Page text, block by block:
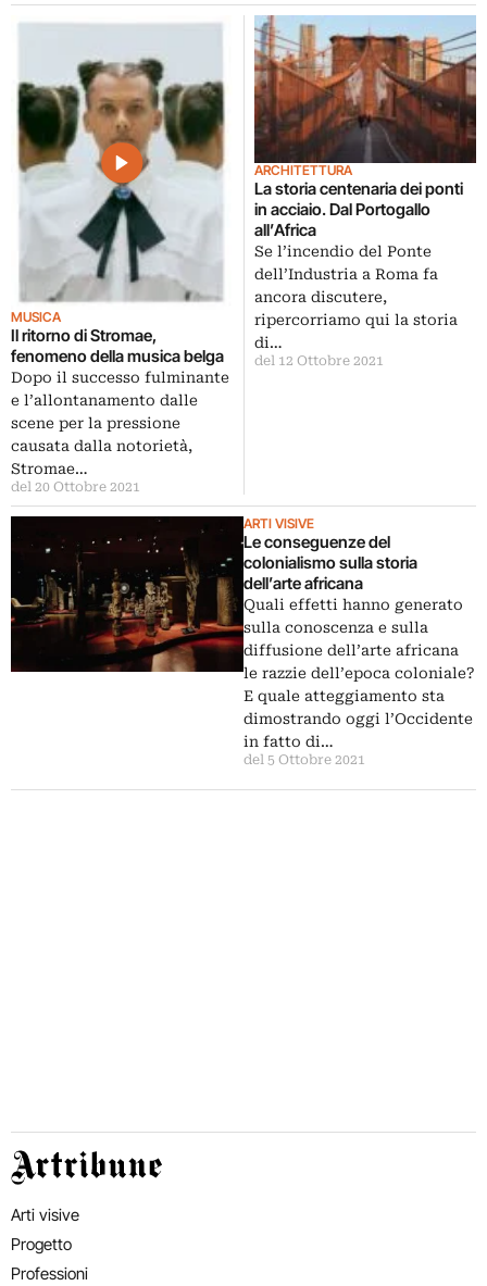
MUSICA
Il ritorno di Stromae,
fenomeno della musica belga
Dopo il successo fulminante
e l’allontanamento dalle
scene per la pressione
causata dalla notorietà,
Stromae…
del 20 Ottobre 2021
ARCHITETTURA
La storia centenaria dei ponti
in acciaio. Dal Portogallo
all’Africa
Se l’incendio del Ponte
dell’Industria a Roma fa
ancora discutere,
ripercorriamo qui la storia
di…
del 12 Ottobre 2021
ARTI VISIVE
Le conseguenze del
colonialismo sulla storia
dell’arte africana
Quali effetti hanno generato
sulla conoscenza e sulla
diffusione dell’arte africana
le razzie dell’epoca coloniale?
E quale atteggiamento sta
dimostrando oggi l’Occidente
in fatto di…
del 5 Ottobre 2021
Artribune
Arti visive
Progetto
Professioni